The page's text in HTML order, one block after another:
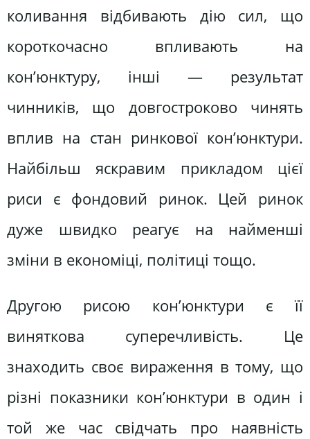
коливання відбивають дію сил, що
короткочасно впливають на
кон’юнктуру, інші — результат
чинників, що довгостроково чинять
вплив на стан ринкової кон’юнктури.
Найбільш яскравим прикладом цієї
риси є фондовий ринок. Цей ринок
дуже швидко реагує на найменші
зміни в економіці, політиці тощо.
Другою рисою кон’юнктури є її
виняткова суперечливість. Це
знаходить своє вираження в тому, що
різні показники кон’юнктури в один і
той же час свідчать про наявність